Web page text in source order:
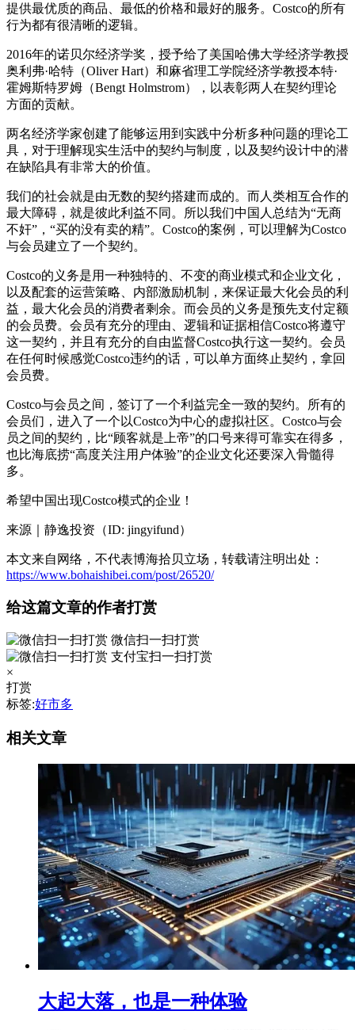
提供最优质的商品、最低的价格和最好的服务。Costco的所有
行为都有很清晰的逻辑。
2016年的诺贝尔经济学奖，授予给了美国哈佛大学经济学教授
奥利弗·哈特（Oliver Hart）和麻省理工学院经济学教授本特·
霍姆斯特罗姆（Bengt Holmstrom），以表彰两人在契约理论
方面的贡献。
两名经济学家创建了能够运用到实践中分析多种问题的理论工
具，对于理解现实生活中的契约与制度，以及契约设计中的潜
在缺陷具有非常大的价值。
我们的社会就是由无数的契约搭建而成的。而人类相互合作的
最大障碍，就是彼此利益不同。所以我们中国人总结为“无商
不奸”，“买的没有卖的精”。Costco的案例，可以理解为Costco
与会员建立了一个契约。
Costco的义务是用一种独特的、不变的商业模式和企业文化，
以及配套的运营策略、内部激励机制，来保证最大化会员的利
益，最大化会员的消费者剩余。而会员的义务是预先支付定额
的会员费。会员有充分的理由、逻辑和证据相信Costco将遵守
这一契约，并且有充分的自由监督Costco执行这一契约。会员
在任何时候感觉Costco违约的话，可以单方面终止契约，拿回
会员费。
Costco与会员之间，签订了一个利益完全一致的契约。所有的
会员们，进入了一个以Costco为中心的虚拟社区。Costco与会
员之间的契约，比“顾客就是上帝”的口号来得可靠实在得多，
也比海底捞“高度关注用户体验”的企业文化还要深入骨髓得
多。
希望中国出现Costco模式的企业！
来源｜静逸投资（ID: jingyifund）
本文来自网络，不代表博海拾贝立场，转载请注明出处：
https://www.bohaishibei.com/post/26520/
给这篇文章的作者打赏
微信扫一扫打赏
支付宝扫一扫打赏
×
打赏
标签:好市多
相关文章
大起大落，也是一种体验